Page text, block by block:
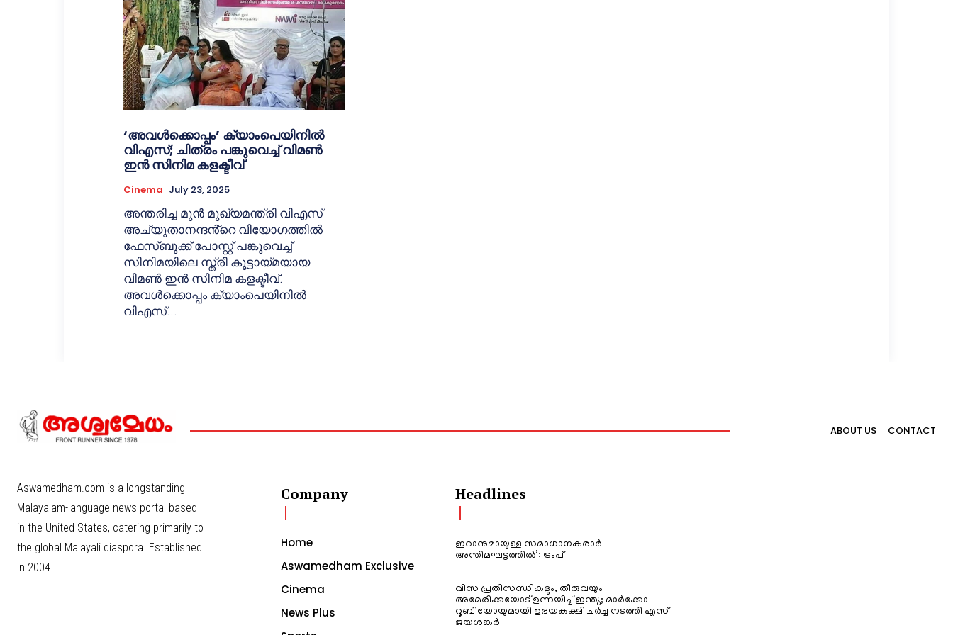
‘അവൾക്കൊപ്പം’ ക്യാംപെയിനിൽ
വിഎസ്; ചിത്രം പങ്കുവെച്ച് വിമൺ
ഇൻ സിനിമ കളക്ടീവ്
Cinema July 23, 2025
അന്തരിച്ച മുന്‍ മുഖ്യമന്ത്രി വിഎസ്
അച്യുതാനന്ദൻ്റെ വിയോഗത്തിൽ
ഫേസ്ബുക്ക് പോസ്റ്റ് പങ്കുവെച്ച്
സിനിമയിലെ സ്ത്രീ കൂട്ടായ്മയായ
വിമൺ ഇൻ സിനിമ കളക്ടീവ്.
അവൾക്കൊപ്പം ക്യാംപെയിനിൽ
വിഎസ്...
ABOUT US CONTACT
Aswamedham.com is a longstanding
Malayalam-language news portal based
in the United States, catering primarily to
the global Malayali diaspora. Established
in 2004
Company
Home
Aswamedham Exclusive
Cinema
News Plus
Headlines
ഇറാനുമായുള്ള സമാധാനകരാർ
അന്തിമഘട്ടത്തിൽ‌’: ട്രംപ്
വിസ പ്രതിസന്ധികളും, തീരുവയും
അമേരിക്കയോട് ഉന്നയിച്ച് ഇന്ത്യ; മാർക്കോ
റൂബിയോയുമായി ഉഭയകക്ഷി ചർച്ച നടത്തി എസ്
ജയശങ്കർ